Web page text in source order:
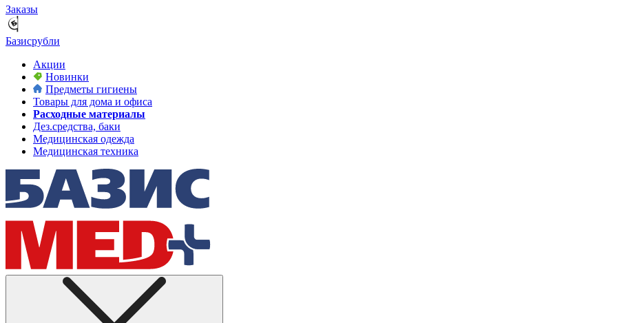
Заказы
Базисрубли
Акции
Новинки
Предметы гигиены
Товары для дома и офиса
Расходные материалы
Дез.средства, баки
Медицинская одежда
Медицинская техника